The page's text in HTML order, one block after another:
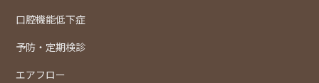
口腔機能低下症
予防・定期検診
エアフロー